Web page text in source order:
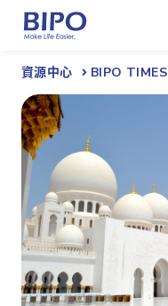
資源中心 BIPO TIMES